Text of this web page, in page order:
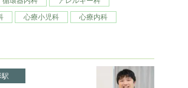
心療小児科
心療内科